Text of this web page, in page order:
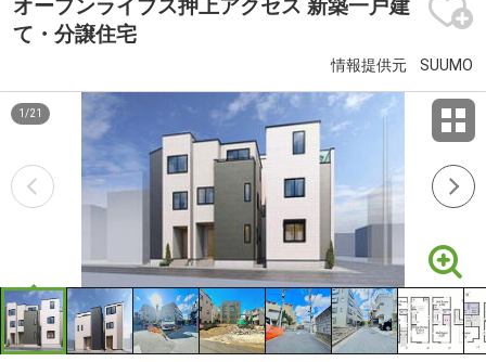
オープンライブス押上アクセス 新築一戸建
て・分譲住宅
情報提供元 SUUMO
1 /21